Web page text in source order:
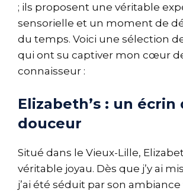
; ils proposent une véritable
sensorielle et un moment de
du temps. Voici une sélection
qui ont su captiver mon cœur
connaisseur :
Elizabeth’s : un écrin
douceur
Situé dans le Vieux-Lille,
véritable joyau. Dès que j’y ai
j’ai été séduit par son